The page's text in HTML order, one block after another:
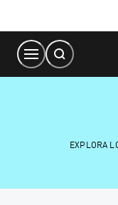
Content
EXPLORA